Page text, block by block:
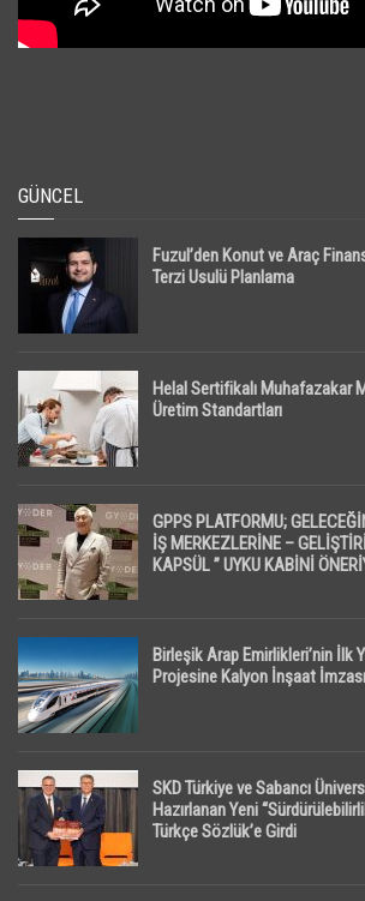
GÜNCEL
Fuzul’den Konut ve Araç
Terzi Usulü Planlama
Helal Sertifikalı Muhafazakar
Üretim Standartları
GPPS PLATFORMU;
İŞ MERKEZLERİNE –
KAPSÜL ” UYKU KABİNİ
Birleşik Arap Emirlikleri’nin İlk
Projesine Kalyon İnşaat İmzası
SKD Türkiye ve Sabancı
Hazırlanan Yeni
Türkçe Sözlük’e Girdi